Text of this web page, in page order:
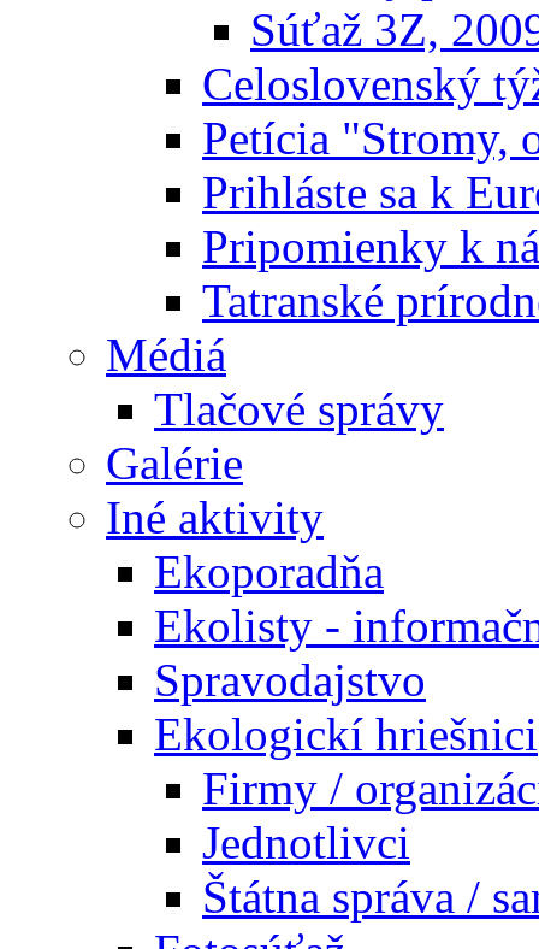
Súťaž 3Z,
Celoslovenský
Petícia "Stromy,
Prihláste sa k
Pripomienky k
Tatranské
Médiá
Tlačové správy
Galérie
Iné aktivity
Ekoporadňa
Ekolisty -
Spravodajstvo
Ekologickí hriešnici
Firmy /
Jednotlivci
Štátna správa /